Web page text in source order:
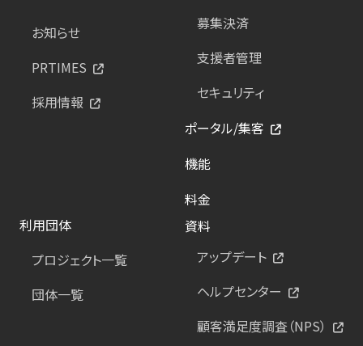
お知らせ
PRTIMES
採用情報
募集決済
支援者管理
セキュリティ
ポータル/集客
機能
料金
利用団体
プロジェクト一覧
団体一覧
資料
アップデート
ヘルプセンター
顧客満足度調査（NPS）